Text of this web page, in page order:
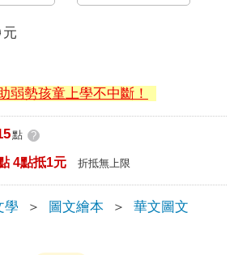
元
弱勢孩童上學不中斷！
點 ?
4點抵1元 折抵無上限
學 ＞ 圖文繪本 ＞ 華文圖文